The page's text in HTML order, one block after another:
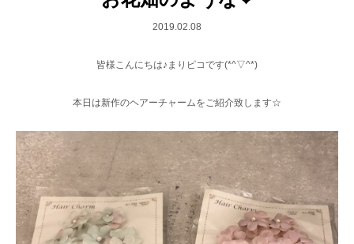
2019.02.08
皆様こんにちは♪まりピコです(*^▽^*)
本日は新作のヘアーチャームをご紹介致します☆